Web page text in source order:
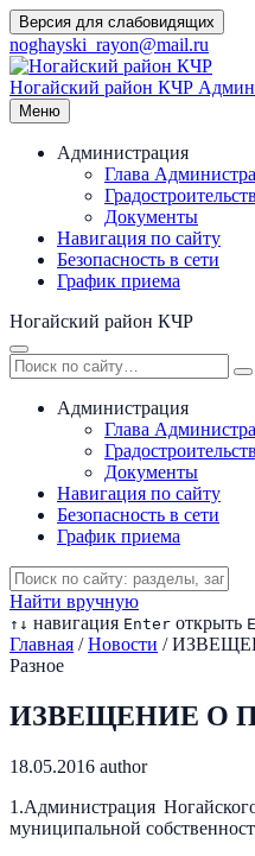
Перейти
к
содержимому
Версия для слабовидящих
noghayski_rayon@mail.ru
Ногайский район КЧР
Меню
Администрация
Глава
Документы
Навигация по сайту
Безопасность в сети
График приема
Ногайский район КЧР
Администрация
Глава
Документы
Навигация по сайту
Безопасность в сети
График приема
Найти вручную
↑ ↓ навигация Enter открыть
Главная / Новости /
Разное
ИЗВЕЩЕНИЕ О
18.05.2016 author
1.Администрация
муниципальной